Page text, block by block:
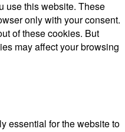
use this website. These
only with your consent.
of these cookies. But
may affect your browsing
essential for the website to